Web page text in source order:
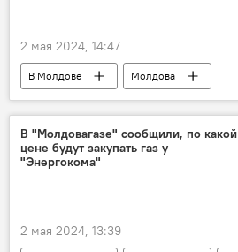
2 мая 2024, 14:47
В Молдове
Молдова
Международный аэропорт Кишинева
Пограничная полиция
В "Молдовагазе" сообщили, по какой
цене будут закупать газ у
"Энергокома"
2 мая 2024, 13:39